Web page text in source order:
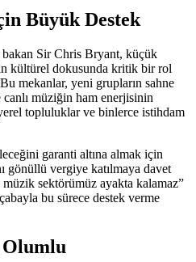
Büyük Destek
bakan Sir Chris Bryant, küçük
kültürel dokusunda kritik bir rol
mekanlar, yeni grupların sahne
müziğin ham enerjisinin
topluluklar ve binlerce istihdam
garanti altına almak için
gönüllü vergiye katılmaya davet
sektörümüz ayakta kalamaz”
bu sürece destek verme